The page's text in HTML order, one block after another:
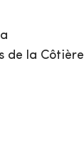
de la Côtière